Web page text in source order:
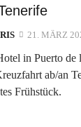
21. MÄRZ
in Puerto
ab/an
Frühstück.